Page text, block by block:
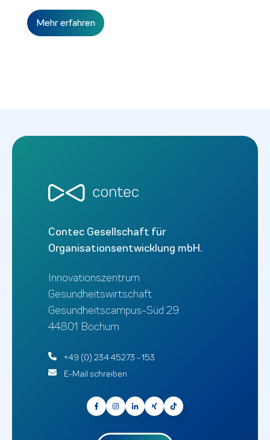
Mehr erfahren
Contec Gesellschaft für
Organisationsentwicklung mbH.
Innovationszentrum
Gesundheitswirtschaft
Gesundheitscampus-Süd 29
44801 Bochum
+49 (0) 234 45273 - 153
E-Mail schreiben